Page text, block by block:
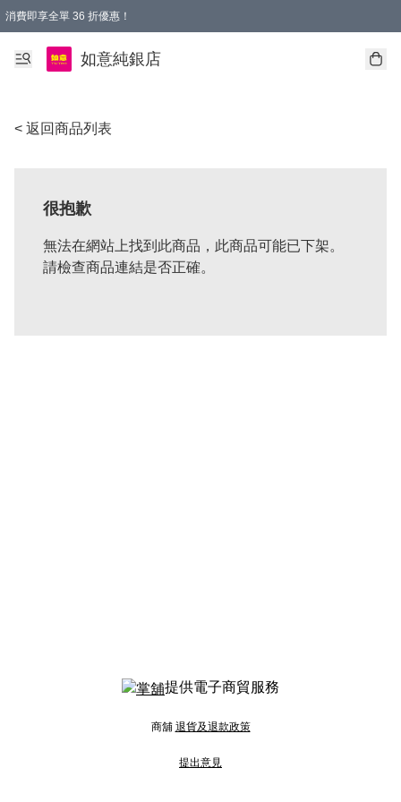
消費即享全單 36 折優惠！
購物满$50，全國包郵。Free shopping on orders over $50.
如意純銀店
< 返回商品列表
很抱歉
無法在網站上找到此商品，此商品可能已下架。
請檢查商品連結是否正確。
提供電子商貿服務
商舖 退貨及退款政策
提出意見